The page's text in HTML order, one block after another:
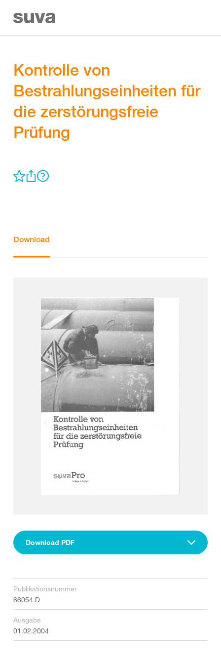
Kontrolle von
Bestrahlungseinheiten für
die zerstörungsfreie
Prüfung
Download
Download PDF
Publikationsnummer
66054.D
Ausgabe
01.02.2004